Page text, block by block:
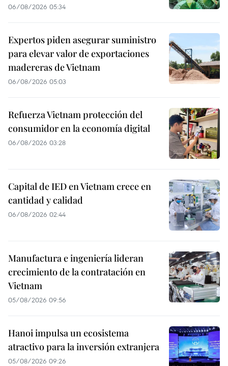
06/08/2026 05:34
Expertos piden asegurar suministro
para elevar valor de exportaciones
madereras de Vietnam
06/08/2026 05:03
Refuerza Vietnam protección del
consumidor en la economía digital
06/08/2026 03:28
Capital de IED en Vietnam crece en
cantidad y calidad
06/08/2026 02:44
Manufactura e ingeniería lideran
crecimiento de la contratación en
Vietnam
05/08/2026 09:56
Hanoi impulsa un ecosistema
atractivo para la inversión extranjera
05/08/2026 09:26